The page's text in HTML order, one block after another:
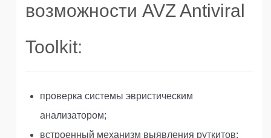
возможности AVZ Antiviral
Toolkit:
проверка системы эвристическим
анализатором;
встроенный механизм выявления руткитов;